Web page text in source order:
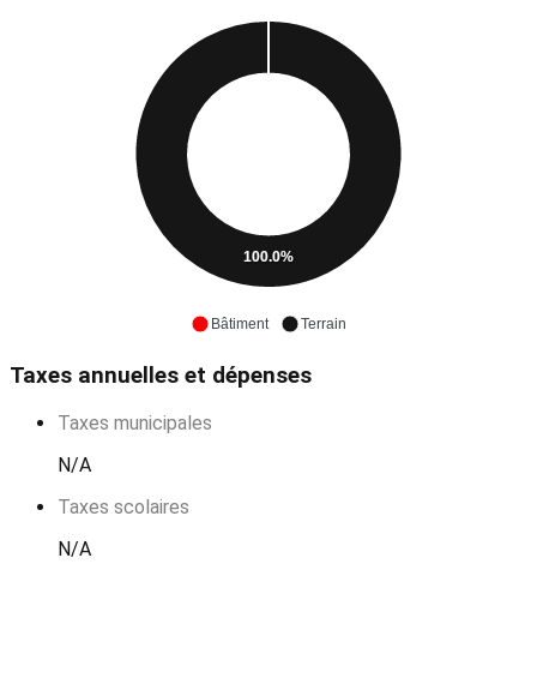
100.0%
Bâtiment Terrain
Taxes annuelles et dépenses
Taxes municipales
N/A
Taxes scolaires
N/A